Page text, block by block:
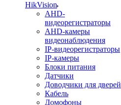
HikVision
AHD-
видеорегистраторы
AHD-камеры
видеонаблюдения
IP-видеорегистраторы
IP-камеры
Блоки питания
Датчики
Доводчики для дверей
Кабель
Домофоны